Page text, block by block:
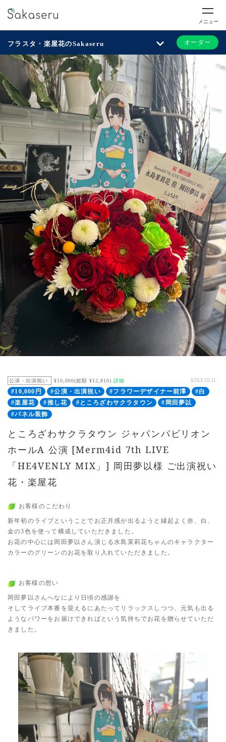
メニュー
フラスタ・楽屋花のSakaseru オーダー
公演・出演祝い ¥10,000(総額 ¥12,810) 詳細 2025.01.11
#10,000円 #公演・出演祝い #フラワーデザイナー前澤
#白
#楽屋花
#推し花 #ところざわサクラタウン
#岡田夢以
#パネル装飾
ところざわサクラタウン ジャパンパビリオン
ホールA 公演 [Merm4id 7th LIVE
「HE4VENLY MIX」] 岡田夢以様 ご出演祝い
花・楽屋花
お客様のこだわり
新年初のライブということでお正月感が出るようと縁起よく赤、白、
金の3色を使って構成していただきました。
お花の中心には岡田夢以さん演じる水島茉莉花ちゃんのキャラクター
カラーのグリーンのお花を取り入れていただきました。
お客様の想い
岡田夢以さんへなにより日頃の感謝を
そしてライブ本番を迎えるにあたってリラックスしつつ、元気も出る
ようなパワーをお届けできればという気持ちでお花を贈らせていただ
きました。